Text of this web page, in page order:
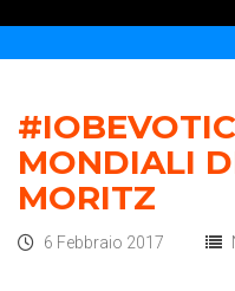
MONDIALI
MORITZ
6 Febbraio 2017